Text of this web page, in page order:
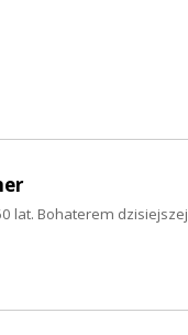
lat. Bohaterem dzisiejszej